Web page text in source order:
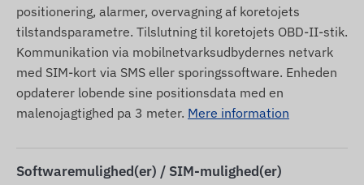
positionering, alarmer, overvagning af koretojets
tilstandsparametre. Tilslutning til koretojets OBD-II-stik.
Kommunikation via mobilnetvarksudbydernes netvark
med SIM-kort via SMS eller sporingssoftware. Enheden
opdaterer lobende sine positionsdata med en
malenojagtighed pa 3 meter. Mere information
Softwaremulighed(er) / SIM-mulighed(er)